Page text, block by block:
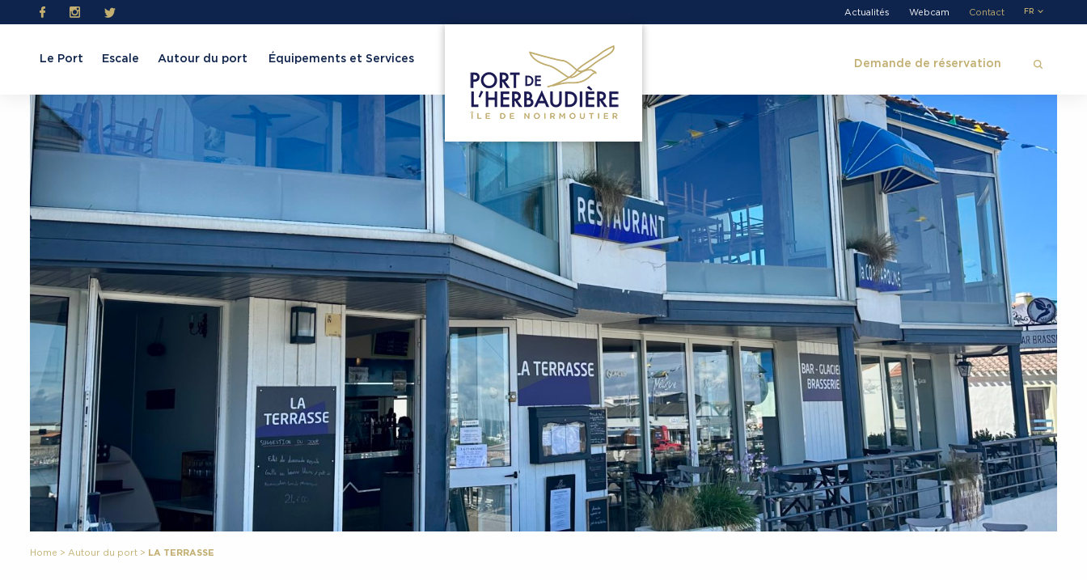
Actualités Webcam Contact FR
Demande de réservation
Le Port Escale Autour du port Équipements et Services
Home > Autour du port > LA TERRASSE